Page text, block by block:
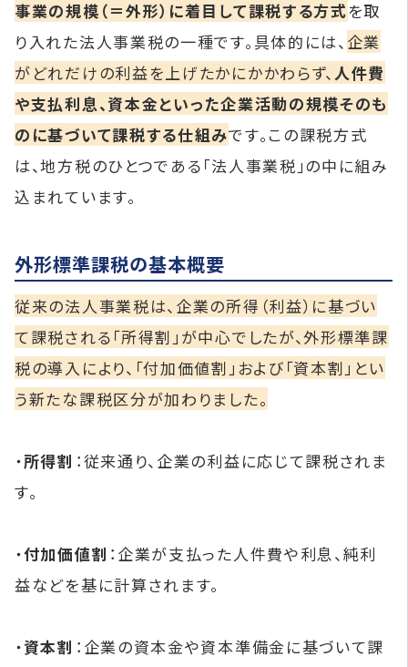
事業の規模（＝外形）に着目して課税する方式を取
り入れた法人事業税の一種です。具体的には、 企業
がどれだけの利益を上げたかにかかわらず、 人件費
や支払利息、資本金といった企業活動の規模そのも
のに基づいて課税する仕組みです。この課税方式
は、地方税のひとつである「法人事業税」の中に組み
込まれています。
外形標準課税の基本概要
従来の法人事業税は、企業の所得（利益）に基づい
て課税される「所得割」が中心でしたが、外形標準課
税の導入により、「付加価値割」および「資本割」とい
う新たな課税区分が加わりました。
・所得割 ：従来通り、企業の利益に応じて課税されま
す。
・付加価値割 ：企業が支払った人件費や利息、純利
益などを基に計算されます。
・資本割 ：企業の資本金や資本準備金に基づいて課